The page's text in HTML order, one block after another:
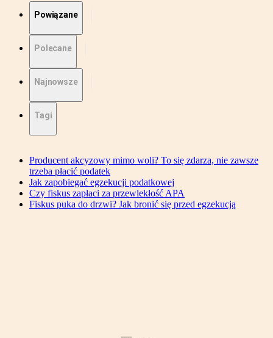
Powiązane
Polecane
Najnowsze
Tagi
Producent akcyzowy mimo woli? To się zdarza, nie zawsze
trzeba płacić podatek
Jak zapobiegać egzekucji podatkowej
Czy fiskus zapłaci za przewlekłość APA
Fiskus puka do drzwi? Jak bronić się przed egzekucją